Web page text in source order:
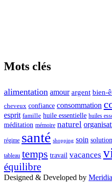
Mots clés
alimentation amour argent bien-
cheveux confiance consommation
esprit famille huile essentielle huiles
méditation mémoire naturel
régime santé shopping soin solution
tableau temps travail vacances
équilibre
Designed & Developed by